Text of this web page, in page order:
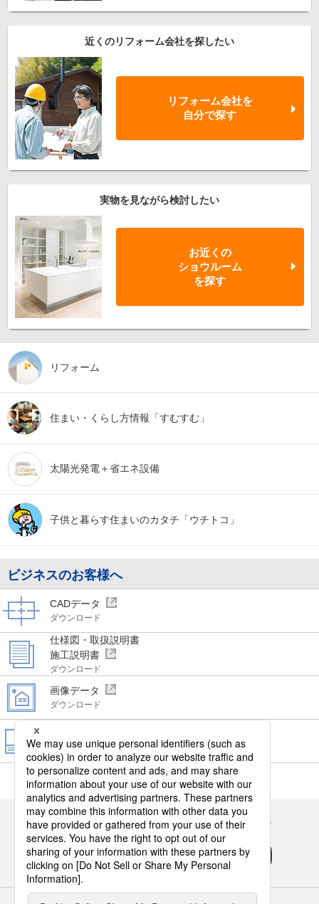
近くのリフォーム会社を探したい
リフォーム会社を
自分で探す
実物を見ながら検討したい
お近くの
ショウルーム
を探す
リフォーム
住まい・くらし方情報「すむすむ」
太陽光発電＋省エネ設備
子供と暮らす住まいのカタチ 「ウチトコ」
ビジネスのお客様へ
CADデータ
ダウンロード
仕様図・取扱説明書
施工説明書
ダウンロード
画像データ
ダウンロード
ビジネス向けカタログ
閲覧・請求
Panasonicの住まい・くらし SNSアカウント